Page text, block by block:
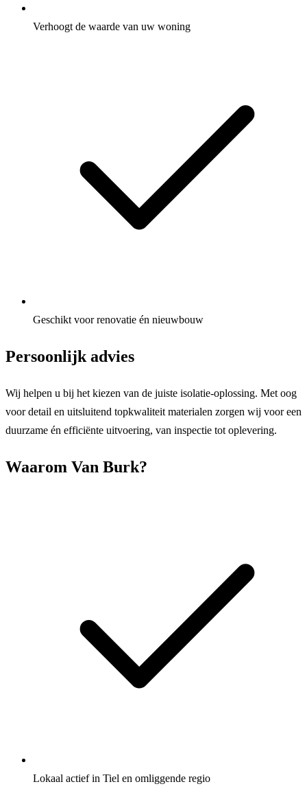
Verhoogt de waarde van uw woning
Geschikt voor renovatie én nieuwbouw
Persoonlijk advies
Wij helpen u bij het kiezen van de juiste isolatie-oplossing. Met oog
voor detail en uitsluitend topkwaliteit materialen zorgen wij voor een
duurzame én efficiënte uitvoering, van inspectie tot oplevering.
Waarom Van Burk?
Lokaal actief in Tiel en omliggende regio